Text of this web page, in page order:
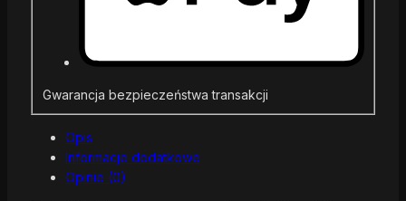
Gwarancja bezpieczeństwa transakcji
Opis
Informacje dodatkowe
Opinie (0)